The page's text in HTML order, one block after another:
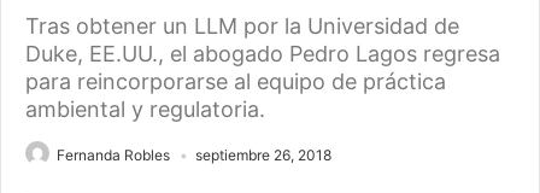
Tras obtener un LLM por la Universidad de
Duke, EE.UU., el abogado Pedro Lagos regresa
para reincorporarse al equipo de práctica
ambiental y regulatoria.
Fernanda Robles septiembre 26, 2018